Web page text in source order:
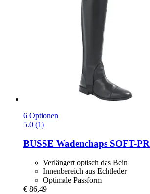
6 Optionen
5.0 (1)
BUSSE Wadenchaps SOFT-​
Verlängert optisch das Bein
Innenbereich aus Echtleder
Optimale Passform
€ 86,49